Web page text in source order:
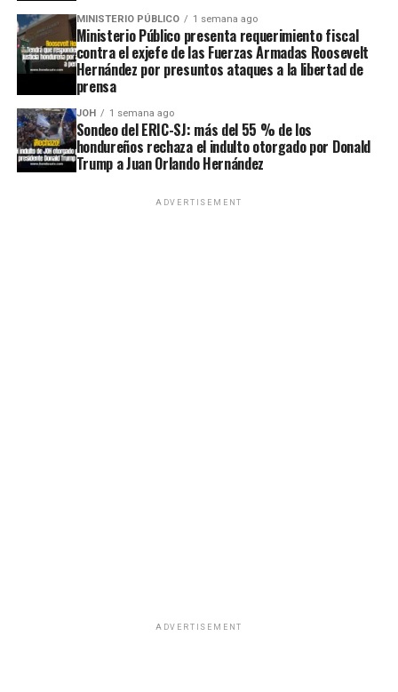
MINISTERIO PÚBLICO 1 semana ago
Ministerio Público presenta requerimiento fiscal
contra el exjefe de las Fuerzas Armadas Roosevelt
Hernández por presuntos ataques a la libertad de
prensa
JOH 1 semana ago
Sondeo del ERIC-SJ: más del 55 % de los
hondureños rechaza el indulto otorgado por Donald
Trump a Juan Orlando Hernández
ADVERTISEMENT
ADVERTISEMENT